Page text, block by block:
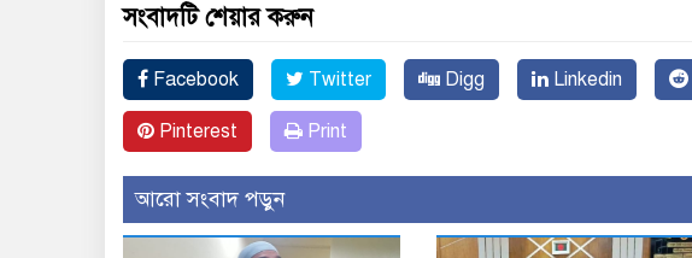
সংবাদটি শেয়ার করুন
Facebook Twitter Digg Linkedin
Pinterest Print
আরো সংবাদ পড়ুন